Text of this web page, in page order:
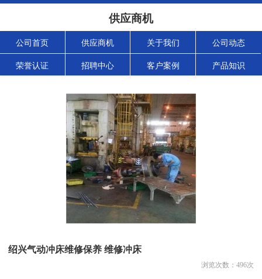
供应商机
公司首页 供应商机 关于我们 公司动态
荣誉认证 招聘中心 客户案例 产品知识
绍兴气动冲床维修保养 维修冲床
浏览次数： 496次